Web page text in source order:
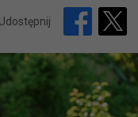
Udostępnij